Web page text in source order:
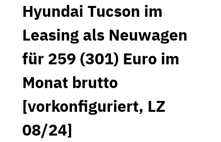
Hyundai Tucson im
Leasing als Neuwagen
für 259 (301) Euro im
Monat brutto
[vorkonfiguriert, LZ
08/24]